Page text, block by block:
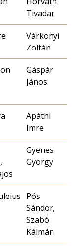
Tivadar
Várkonyi
Zoltán
Gáspár
János
Apáthi
Imre
Gyenes
György
Pós
Sándor,
Szabó
Kálmán